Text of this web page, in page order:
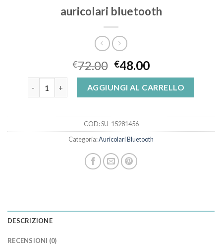
auricolari bluetooth
€72.00 €48.00
AGGIUNGI AL CARRELLO
COD:SU-15281456
Categoria:Auricolari Bluetooth
DESCRIZIONE
RECENSIONI (0)